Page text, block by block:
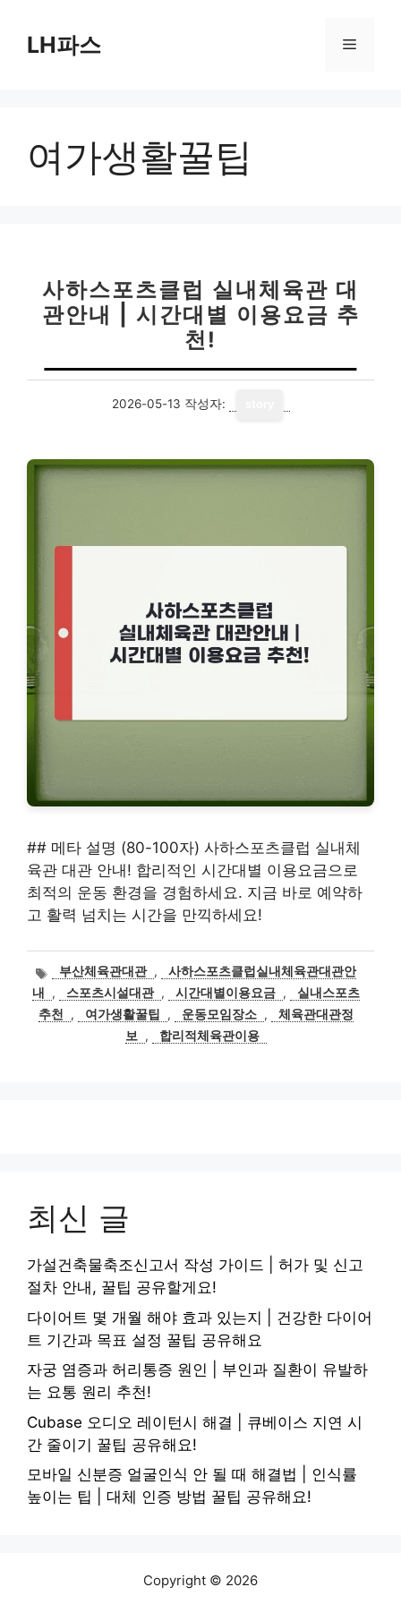
LH파스 메
여가생활꿀팁
사하스포츠클럽 실내체육관 대
관안내 | 시간대별 이용요금 추
천!
2026-05-13 작성자:
## 메타 설명 (80-100자) 사하스포츠클럽 실내체
육관 대관 안내! 합리적인 시간대별 이용요금으로
최적의 운동 환경을 경험하세요. 지금 바로 예약하
고 활력 넘치는 시간을 만끽하세요!
태부산체육관대관 ,
사하스포츠클럽실내체육관대관안
내
, 스포츠시설대관 , 시간대별이용요금 ,
실내스포츠
추천
, 여가생활꿀팁 , 운동모임장소 ,
체육관대관정
보
, 합리적체육관이용
최신 글
가설건축물축조신고서 작성 가이드 | 허가 및 신고
절차 안내, 꿀팁 공유할게요!
다이어트 몇 개월 해야 효과 있는지 | 건강한 다이어
트 기간과 목표 설정 꿀팁 공유해요
자궁 염증과 허리통증 원인 | 부인과 질환이 유발하
는 요통 원리 추천!
Cubase 오디오 레이턴시 해결 | 큐베이스 지연 시
간 줄이기 꿀팁 공유해요!
모바일 신분증 얼굴인식 안 될 때 해결법 | 인식률
높이는 팁 | 대체 인증 방법 꿀팁 공유해요!
Copyright © 2026